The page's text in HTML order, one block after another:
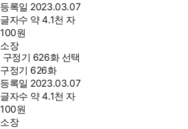
등록일 2023.03.07
글자수 약 4.1천 자
100원
소장
구정기 626화 선택
구정기 626화
등록일 2023.03.07
글자수 약 4.1천 자
100원
소장